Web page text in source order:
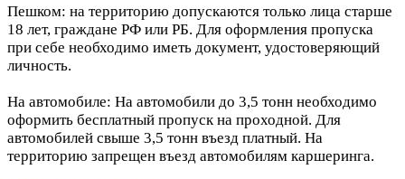
Пешком: на территорию допускаются только лица старше
18 лет, граждане РФ или РБ. Для оформления пропуска
при себе необходимо иметь документ, удостоверяющий
личность.
На автомобиле: На автомобили до 3,5 тонн необходимо
оформить бесплатный пропуск на проходной. Для
автомобилей свыше 3,5 тонн въезд платный. На
территорию запрещен въезд автомобилям каршеринга.